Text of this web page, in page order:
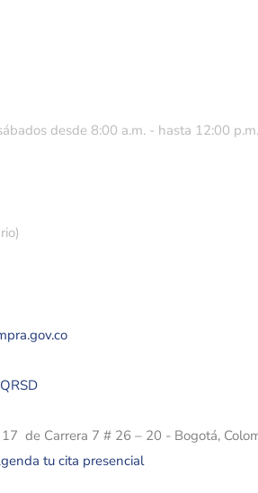
desde 8:00 a.m. - hasta 12:00 p.m.
de Carrera 7 # 26 – 20 - Bogotá,
tu cita presencial